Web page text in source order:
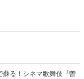
蘇る！シネマ歌舞伎『曽